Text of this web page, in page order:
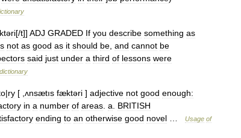
[/t]] ADJ GRADED If you describe something as
not as good as it should be and cannot be
said just under a third of lessons were
dictionary
|ry [ , ʌnsætıs fæktəri ] adjective not good enough:
in a number of areas a
BRITISH
ending to an otherwise good novel Usage of